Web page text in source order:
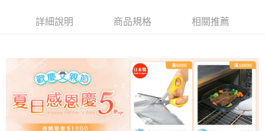
詳細說明 商品規格 相關推薦